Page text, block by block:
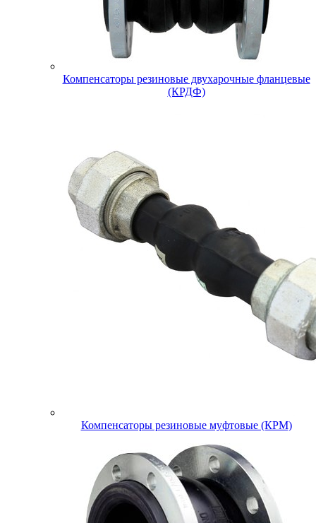
Компенсаторы резиновые двухарочные фланцевые
(КРДФ)
Компенсаторы резиновые муфтовые (КРМ)